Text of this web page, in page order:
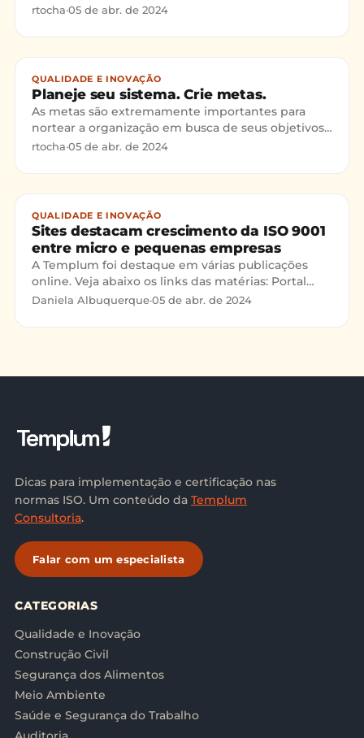
gestão (ISO 9001, ISO 14001, ISO 45001, PBQP-H,
rtocha·05 de abr. de 2024
QUALIDADE E INOVAÇÃO
Planeje seu sistema. Crie metas.
As metas são extremamente importantes para
nortear a organização em busca de seus objetivos,
neste post damos algumas dicas de como fazer
rtocha·05 de abr. de 2024
QUALIDADE E INOVAÇÃO
Sites destacam crescimento da ISO 9001
entre micro e pequenas empresas
A Templum foi destaque em várias publicações
online. Veja abaixo os links das matérias: Portal
Administradores: MPEs aderem à ISO 9001 B2B
Daniela Albuquerque·05 de abr. de 2024
Dicas para implementação e certificação nas
normas ISO. Um conteúdo da Templum
Consultoria.
Falar com um especialista
CATEGORIAS
Qualidade e Inovação
Construção Civil
Segurança dos Alimentos
Meio Ambiente
Saúde e Segurança do Trabalho